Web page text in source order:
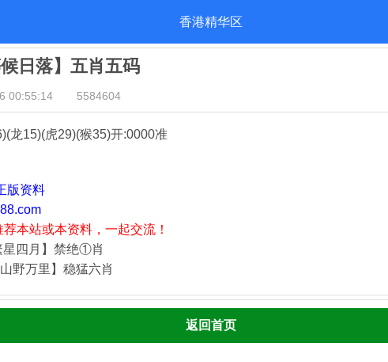
香港精华区
日落】五肖五码
00:55:14 5584604
龙15)(虎29)(猴35)开:0000准
版资料
本站或本资料，一起交流！
星四月】禁绝①肖
野万里】稳猛六肖
返回首页